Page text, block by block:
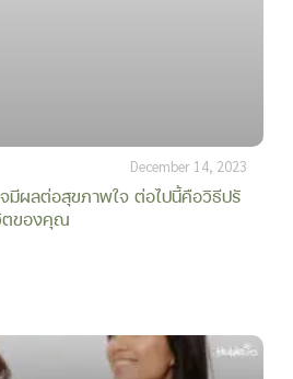
มีผลต่อสุขภาพใจ ต่อไปนี้คือวิธีปรั
ตของคุณ
December 14, 2023